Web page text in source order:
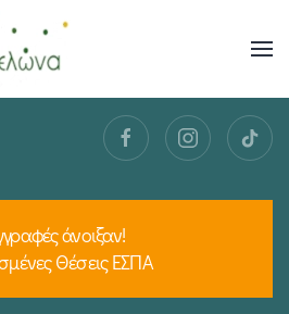
άνοιξαν!
Θέσεις ΕΣΠΑ